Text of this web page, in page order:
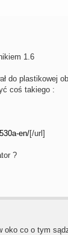
1.6
do plastikowej
coś takiego :
en/[/url]
?
oko co o tym